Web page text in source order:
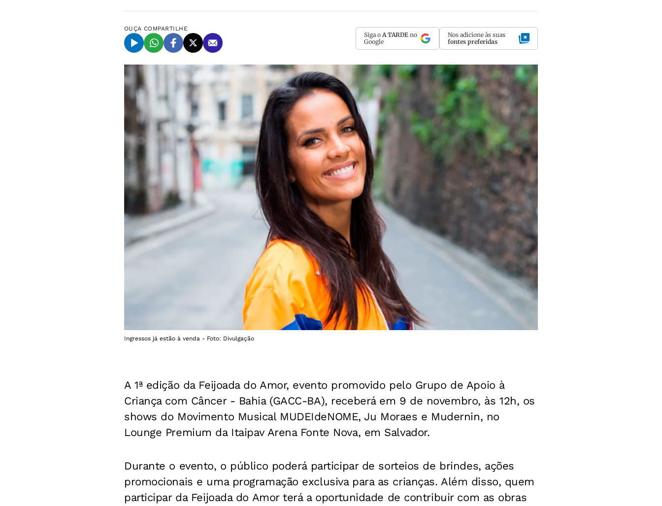
OUÇA COMPARTILHE
Siga o A TARDE no
Google
Nos adicione às suas
fontes preferidas
Ingressos já estão à venda - Foto: Divulgação
A 1ª edição da Feijoada do Amor, evento promovido pelo Grupo de Apoio à
Criança com Câncer - Bahia (GACC-BA), receberá em 9 de novembro, às 12h, os
shows do Movimento Musical MUDEIdeNOME, Ju Moraes e Mudernin, no
Lounge Premium da Itaipav Arena Fonte Nova, em Salvador.
Durante o evento, o público poderá participar de sorteios de brindes, ações
promocionais e uma programação exclusiva para as crianças. Além disso, quem
participar da Feijoada do Amor terá a oportunidade de contribuir com as obras